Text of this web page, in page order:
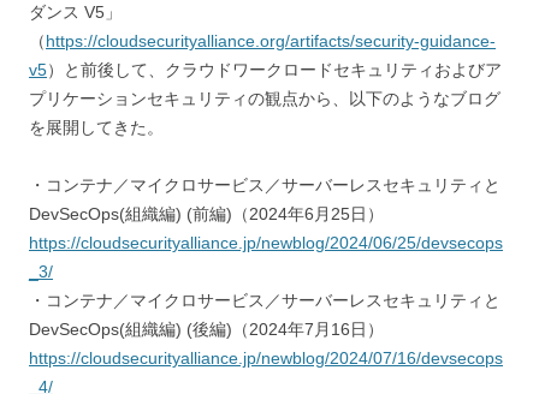
ダンス V5」
（https://cloudsecurityalliance.org/artifacts/security-guidance-
v5）と前後して、クラウドワークロードセキュリティおよびア
プリケーションセキュリティの観点から、以下のようなブログ
を展開してきた。
・コンテナ／マイクロサービス／サーバーレスセキュリティと
DevSecOps(組織編) (前編)（2024年6月25日）
https://cloudsecurityalliance.jp/newblog/2024/06/25/devsecops
_3/
・コンテナ／マイクロサービス／サーバーレスセキュリティと
DevSecOps(組織編) (後編)（2024年7月16日）
https://cloudsecurityalliance.jp/newblog/2024/07/16/devsecops
_4/